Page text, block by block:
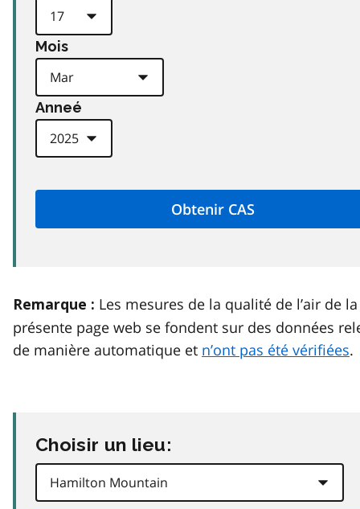
Mois
Anneé
Remarque : Les mesures de la qualité de l’air de la
présente page web se fondent sur des données
de manière automatique et n’ont pas été vérifiées.
Choisir un lieu: